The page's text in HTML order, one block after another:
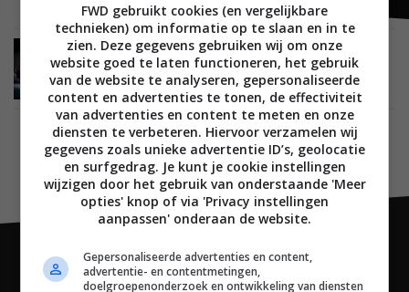
NIEUWS AUDIO SOUNDBARS 01 SEPTEMBER 2022
TCL komt met high-end Ray-Danz soundbar
X937U
FWD gebruikt cookies (en vergelijkbare
technieken) om informatie op te slaan en in te
zien. Deze gegevens gebruiken wij om onze
website goed te laten functioneren, het gebruik
van de website te analyseren, gepersonaliseerde
content en advertenties te tonen, de effectiviteit
van advertenties en content te meten en onze
diensten te verbeteren. Hiervoor verzamelen wij
gegevens zoals unieke advertentie ID’s, geolocatie
en surfgedrag. Je kunt je cookie instellingen
wijzigen door het gebruik van onderstaande 'Meer
opties' knop of via 'Privacy instellingen
aanpassen' onderaan de website.
Gepersonaliseerde advertenties en content,
advertentie- en contentmetingen,
doelgroepenonderzoek en ontwikkeling van diensten